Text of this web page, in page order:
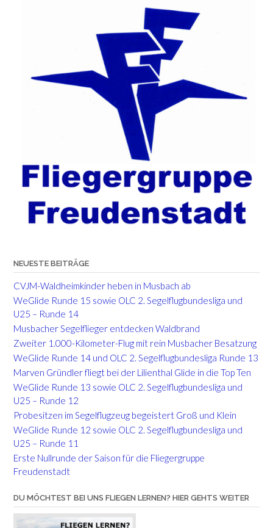
NEUESTE BEITRÄGE
CVJM-Waldheimkinder heben in Musbach ab
WeGlide Runde 15 sowie OLC 2. Segelflugbundesliga und
U25 – Runde 14
Musbacher Segelflieger entdecken Waldbrand
Zweiter 1.000-Kilometer-Flug mit rein Musbacher Besatzung
WeGlide Runde 14 und OLC 2. Segelflugbundesliga Runde 13
Marven Gründler fliegt bei der Lilienthal Glide in die Top Ten
WeGlide Runde 13 sowie OLC 2. Segelflugbundesliga und
U25 – Runde 12
Probesitzen im Segelflugzeug begeistert Groß und Klein
WeGlide Runde 12 sowie OLC 2. Segelflugbundesliga und
U25 – Runde 11
Erste Nullrunde der Saison für die Fliegergruppe
Freudenstadt
DU MÖCHTEST BEI UNS FLIEGEN LERNEN? HIER GEHTS WEITER